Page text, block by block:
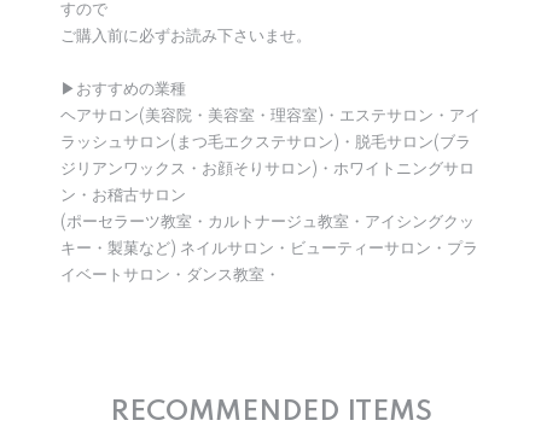
すので
ご購入前に必ずお読み下さいませ。
▶︎おすすめの業種
ヘアサロン(美容院・美容室・理容室)・エステサロン・アイ
ラッシュサロン(まつ毛エクステサロン)・脱毛サロン(ブラ
ジリアンワックス・お顔そりサロン)・ホワイトニングサロ
ン・お稽古サロン
(ポーセラーツ教室・カルトナージュ教室・アイシングクッ
キー・製菓など) ネイルサロン・ビューティーサロン・プラ
イベートサロン・ダンス教室・
RECOMMENDED ITEMS